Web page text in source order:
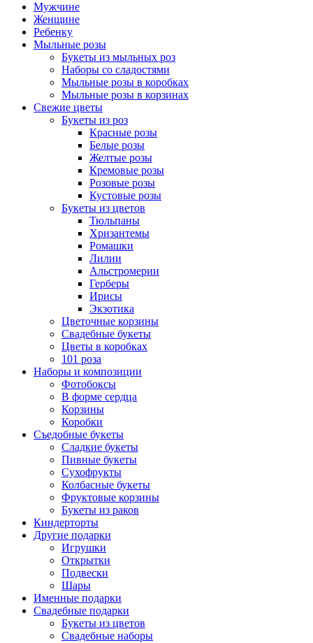
Мужчине
Женщине
Ребенку
Мыльные розы
Букеты из мыльных роз
Наборы со сладостями
Мыльные розы в коробках
Мыльные розы в корзинах
Свежие цветы
Букеты из роз
Красные розы
Белые розы
Желтые розы
Кремовые розы
Розовые розы
Кустовые розы
Букеты из цветов
Тюльпаны
Хризантемы
Ромашки
Лилии
Альстромерии
Герберы
Ириcы
Экзотика
Цветочные корзины
Свадебные букеты
Цветы в коробках
101 роза
Наборы и композиции
Фотобоксы
В форме сердца
Корзины
Коробки
Съедобные букеты
Сладкие букеты
Пивные букеты
Сухофрукты
Колбасные букеты
Фруктовые корзины
Букеты из раков
Киндерторты
Другие подарки
Игрушки
Открытки
Подвески
Шары
Именные подарки
Свадебные подарки
Букеты из цветов
Свадебные наборы